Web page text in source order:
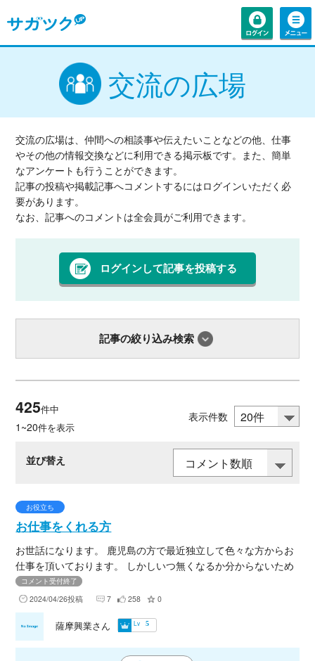
交流の広場
交流の広場は、仲間への相談事や伝えたいことなどの他、仕事
やその他の情報交換などに利用できる掲示板です。また、簡単
なアンケートも行うことができます。
記事の投稿や掲載記事へコメントするにはログインいただく必
要があります。
なお、記事へのコメントは全会員がご利用できます。
ログインして記事を投稿する
記事の絞り込み検索
425件中
1~20件を表示
表示件数
並び替え
お役立ち
お仕事をくれる方
お世話になります。 鹿児島の方で最近独立して色々な方からお
仕事を頂いております。 しかしいつ無くなるか分からないため
お仕事がある方は是非弊社に連絡貰えたらと思います。 鹿児島
県外でも単価などが合えば是非行かせてもらいたいと思ってま
すのでよろしくお願いします。
コメント受付終了
2024/04/26投稿 7 258 0
薩摩興業さん Lv 5